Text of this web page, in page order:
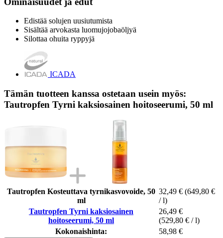
Edistää solujen uusiutumista
Sisältää arvokasta luomujojobaöljyä
Silottaa ohuita ryppyjä
ICADA
Tämän tuotteen kanssa ostetaan usein myös:
Tautropfen Tyrni kaksiosainen hoitoseerumi, 50 ml
Tautropfen Kosteuttava tyrnikasvovoide, 50
ml
32,49 € (649,80 €
/ l)
Tautropfen Tyrni kaksiosainen
hoitoseerumi, 50 ml
26,49 €
(529,80 € / l)
Kokonaishinta:
58,98 €